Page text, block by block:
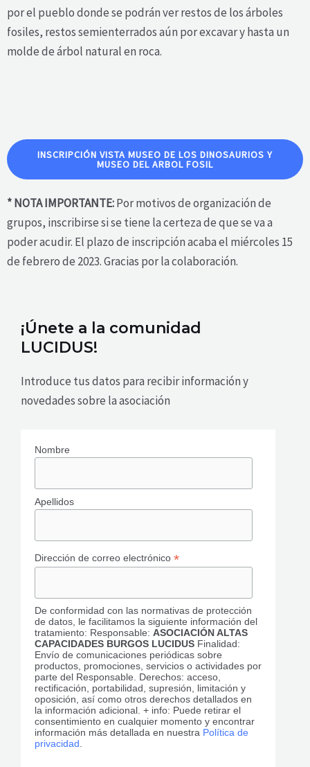
por el pueblo donde se podrán ver restos de los árboles
fosiles, restos semienterrados aún por excavar y hasta un
molde de árbol natural en roca.
INSCRIPCIÓN VISTA MUSEO DE LOS DINOSAURIOS Y
MUSEO DEL ARBOL FOSIL
* NOTA IMPORTANTE:Por motivos de organización de
grupos, inscribirse si se tiene la certeza de que se va a
poder acudir. El plazo de inscripción acaba el miércoles 15
de febrero de 2023. Gracias por la colaboración.
¡Únete a la comunidad
LUCIDUS!
Introduce tus datos para recibir información y
novedades sobre la asociación
Nombre
Apellidos
Dirección de correo electrónico *
De conformidad con las normativas de protección
de datos, le facilitamos la siguiente información del
tratamiento: Responsable: ASOCIACIÓN ALTAS
CAPACIDADES BURGOS LUCIDUS Finalidad:
Envío de comunicaciones periódicas sobre
productos, promociones, servicios o actividades por
parte del Responsable. Derechos: acceso,
rectificación, portabilidad, supresión, limitación y
oposición, así como otros derechos detallados en
la información adicional. + info: Puede retirar el
consentimiento en cualquier momento y encontrar
información más detallada en nuestra Política de
privacidad.